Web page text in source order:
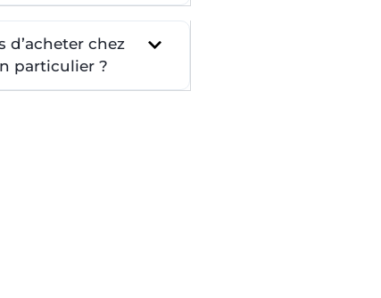
d’acheter chez
particulier ?